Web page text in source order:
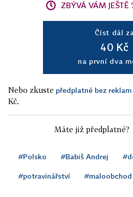
ZBÝVÁ VÁM
Číst dál za
40 Kč
na první dva
Nebo zkuste předplatné bez
Kč.
Máte již předplatné?
#Polsko #Babiš Andrej
#potravinářství #maloobchod